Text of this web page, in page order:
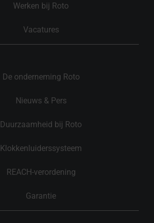
Werken bij Roto
Vacatures
De onderneming Roto
Nieuws & Pers
Duurzaamheid bij Roto
Klokkenluiderssysteem
REACH-verordening
Garantie